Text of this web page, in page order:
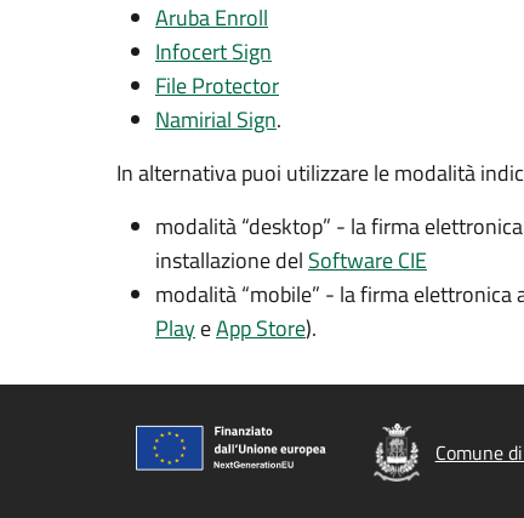
Aruba Enroll
Infocert Sign
File Protector
Namirial Sign.
In alternativa puoi utilizzare le modalità
modalità “desktop” - la firma
installazione del Software CIE
modalità “mobile” - la firma elettronica
PlayeApp Store).
Comune